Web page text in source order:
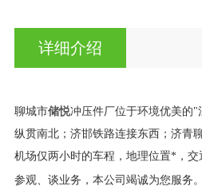
详细介绍
聊城市储悦冲压件厂位于环境优美的
纵贯南北；济邯铁路连接东西；济青
机场仅两小时的车程，地理位置*，
参观、谈业务，本公司竭诚为您服务。